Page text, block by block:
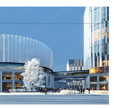
Die 1989 eingeweihte
(seit 2007 Teil von